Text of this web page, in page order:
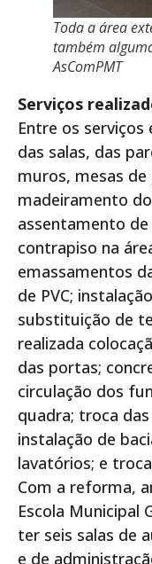
Toda a área
também
AsComPMT
Serviços
Entre os
das salas, das
muros, mesas
madeiramento
assentamento
contrapiso na
emassamentos
de PVC;
substituição de
realizada
das portas;
circulação dos
quadra; troca
instalação de
lavatórios; e
Com a reforma,
Escola Municipal
ter seis salas de
e de